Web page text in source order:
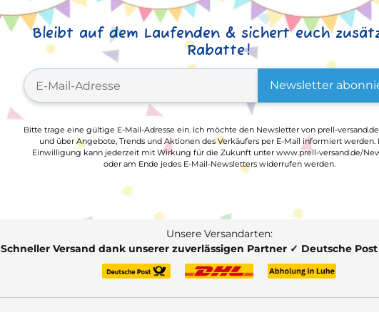
Bleibt auf dem Laufenden & sichert euch
Rabatte!
Newsletter
Bitte trage eine gültige E-Mail-Adresse ein. Ich möchte den Newsletter von prell-
und über Angebote, Trends und Aktionen des Verkäufers per E-Mail informiert werden.
Einwilligung kann jederzeit mit Wirkung für die Zukunft unter www.prell-versand.de/
oder am Ende jedes E-Mail-Newsletters widerrufen werden.
Unsere Versandarten:
Schneller Versand dank unserer zuverlässigen Partner ✓ Deutsche